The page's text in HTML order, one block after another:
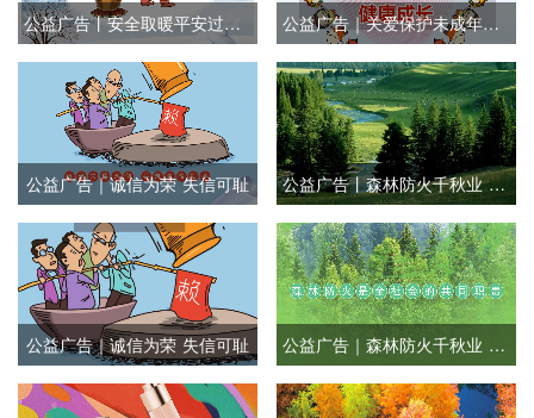
公益广告丨安全取暖平安过冬 谨防一氧化碳中毒 公益广告｜关爱保护未成年人健康成长
公益广告｜诚信为荣 失信可耻 公益广告丨森林防火千秋业 生态安全万代兴
公益广告｜诚信为荣 失信可耻 公益广告｜森林防火千秋业 生态安全万代兴